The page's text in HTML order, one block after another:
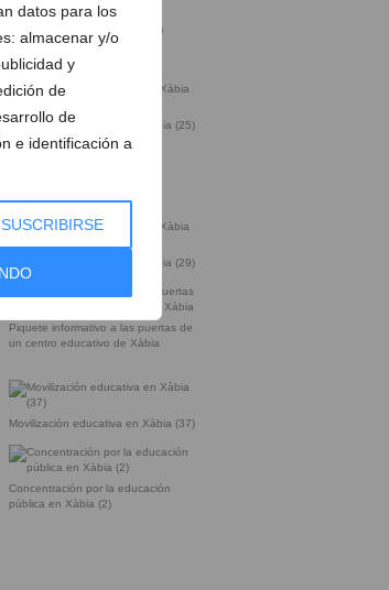
datos para los
almacenar y/o
y
de
de
e identificación a
Centenares de docentes de la
Marina Alta en la movilización
educativa en Xàbia
Movilización educativa en Xàbia (25)
Movilización educativa en Xàbia (29)
Piquete informativo a las puertas de
un centro educativo de Xàbia
Movilización educativa en Xàbia (37)
Concentración por la educación
pública en Xàbia (2)